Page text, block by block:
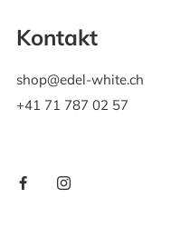
Kontakt
shop@edel-white.ch
+41 71 787 02 57